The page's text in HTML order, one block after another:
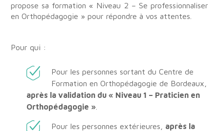
propose sa formation « Niveau 2 – Se professionnaliser
en Orthopédagogie »pour répondre à vos attentes.
Pour qui :
Pour les personnes sortant du Centre de
Formation en Orthopédagogie de Bordeaux,
après la validation du « Niveau 1 – Praticien en
Orthopédagogie »
Pour les personnes extérieures, après la